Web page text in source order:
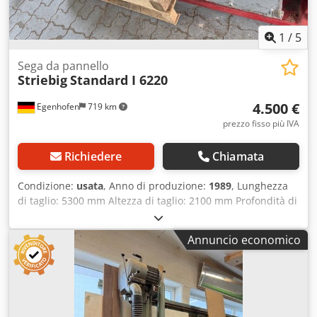
1 / 5
Egenhofen 719 km
Sega da pannello
StriebigStandard I 6220
4.500 €
prezzo fisso più IVA
Richiedere Chiamata
Condizione: usata, Anno di produzione: 1989, Lunghezza
di taglio: 5300 mm Altezza di taglio: 2100 mm Profondità di
taglio: 80 mm Scorer: no Dkodpfxozqyyio Af Ssr
Alimentazione: manuale Visualizzazione taglio orizzontale:
Scala Visualizzazione taglio verticale: Scala Diametro della
lama: 300 mm Supporto materiale evasivo: sì Velocità della
lama: circa 4000 giri/min. Potenza del motore: 4 kW
Lunghezza macchina: 6500 mm Profondità macchina: 1500
mm Altezza macchina: 2800 mm Peso: 800 kg
Annuncio economico